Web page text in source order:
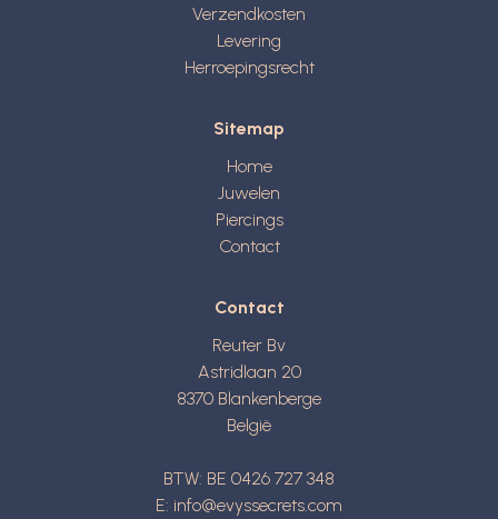
Verzendkosten
Levering
Herroepingsrecht
Sitemap
Home
Juwelen
Piercings
Contact
Contact
Reuter Bv
Astridlaan 20
8370 Blankenberge
België
BTW: BE 0426 727 348
E: info@evyssecrets.com